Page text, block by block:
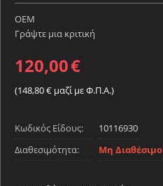
OEM
Γράψτε μια κριτική
120,00€
(148,80€ μαζί με Φ.Π.Α.)
Κωδικός Είδους:
10116930
Διαθεσιμότητα:
Μη Διαθέσιμο